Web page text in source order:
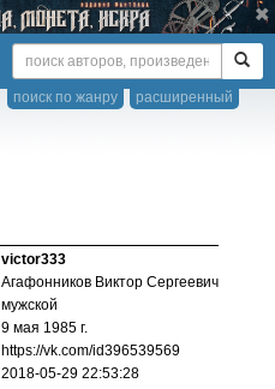
расширенный
поиск по жанру
victor333
Агафонников Виктор Сергеевич
мужской
9 мая 1985 г.
https://­vk.com/­id396539569
2018-05-29 22:53:28